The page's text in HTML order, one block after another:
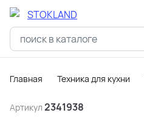
Главная Техника для кухни
Артикул 2341938